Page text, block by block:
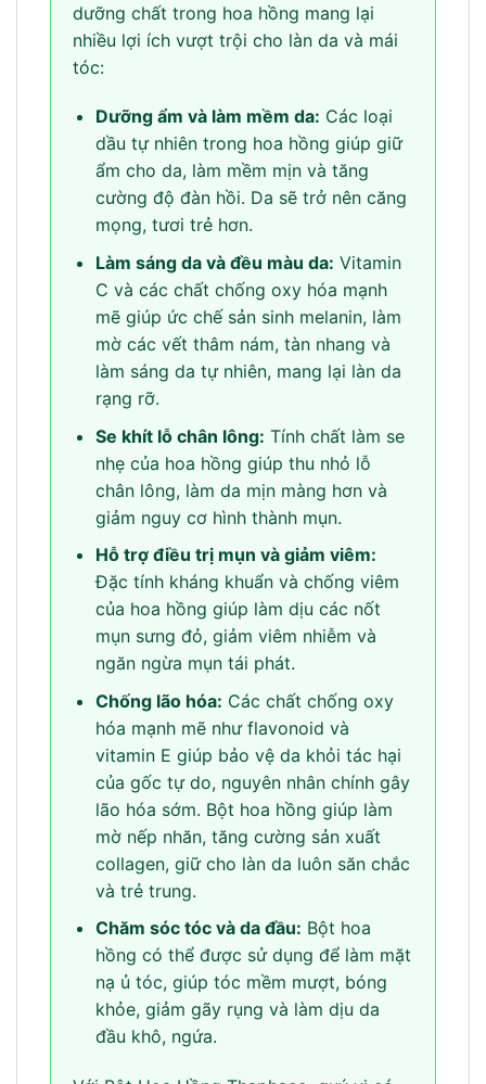
dưỡng chất trong hoa hồng mang lại
nhiều lợi ích vượt trội cho làn da và mái
tóc:
Dưỡng ẩm và làm mềm da: Các loại
dầu tự nhiên trong hoa hồng giúp giữ
ẩm cho da, làm mềm mịn và tăng
cường độ đàn hồi. Da sẽ trở nên căng
mọng, tươi trẻ hơn.
Làm sáng da và đều màu da: Vitamin
C và các chất chống oxy hóa mạnh
mẽ giúp ức chế sản sinh melanin, làm
mờ các vết thâm nám, tàn nhang và
làm sáng da tự nhiên, mang lại làn da
rạng rỡ.
Se khít lỗ chân lông: Tính chất làm se
nhẹ của hoa hồng giúp thu nhỏ lỗ
chân lông, làm da mịn màng hơn và
giảm nguy cơ hình thành mụn.
Hỗ trợ điều trị mụn và giảm viêm:
Đặc tính kháng khuẩn và chống viêm
của hoa hồng giúp làm dịu các nốt
mụn sưng đỏ, giảm viêm nhiễm và
ngăn ngừa mụn tái phát.
Chống lão hóa: Các chất chống oxy
hóa mạnh mẽ như flavonoid và
vitamin E giúp bảo vệ da khỏi tác hại
của gốc tự do, nguyên nhân chính gây
lão hóa sớm. Bột hoa hồng giúp làm
mờ nếp nhăn, tăng cường sản xuất
collagen, giữ cho làn da luôn săn chắc
và trẻ trung.
Chăm sóc tóc và da đầu: Bột hoa
hồng có thể được sử dụng để làm mặt
nạ ủ tóc, giúp tóc mềm mượt, bóng
khỏe, giảm gãy rụng và làm dịu da
đầu khô, ngứa.